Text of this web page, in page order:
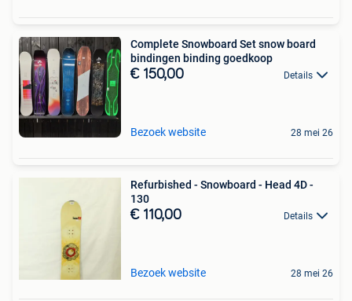
Complete Snowboard Set snow board
bindingen binding goedkoop
€ 150,00 Details
Bezoek website 28 mei 26
Refurbished - Snowboard - Head 4D -
130
€ 110,00 Details
Bezoek website 28 mei 26